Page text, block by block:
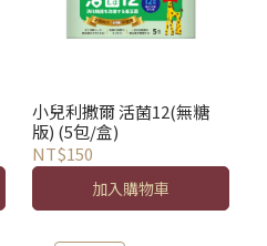
小兒利撒爾 活菌12(無糖
版) (5包/盒)
NT$150
加入購物車